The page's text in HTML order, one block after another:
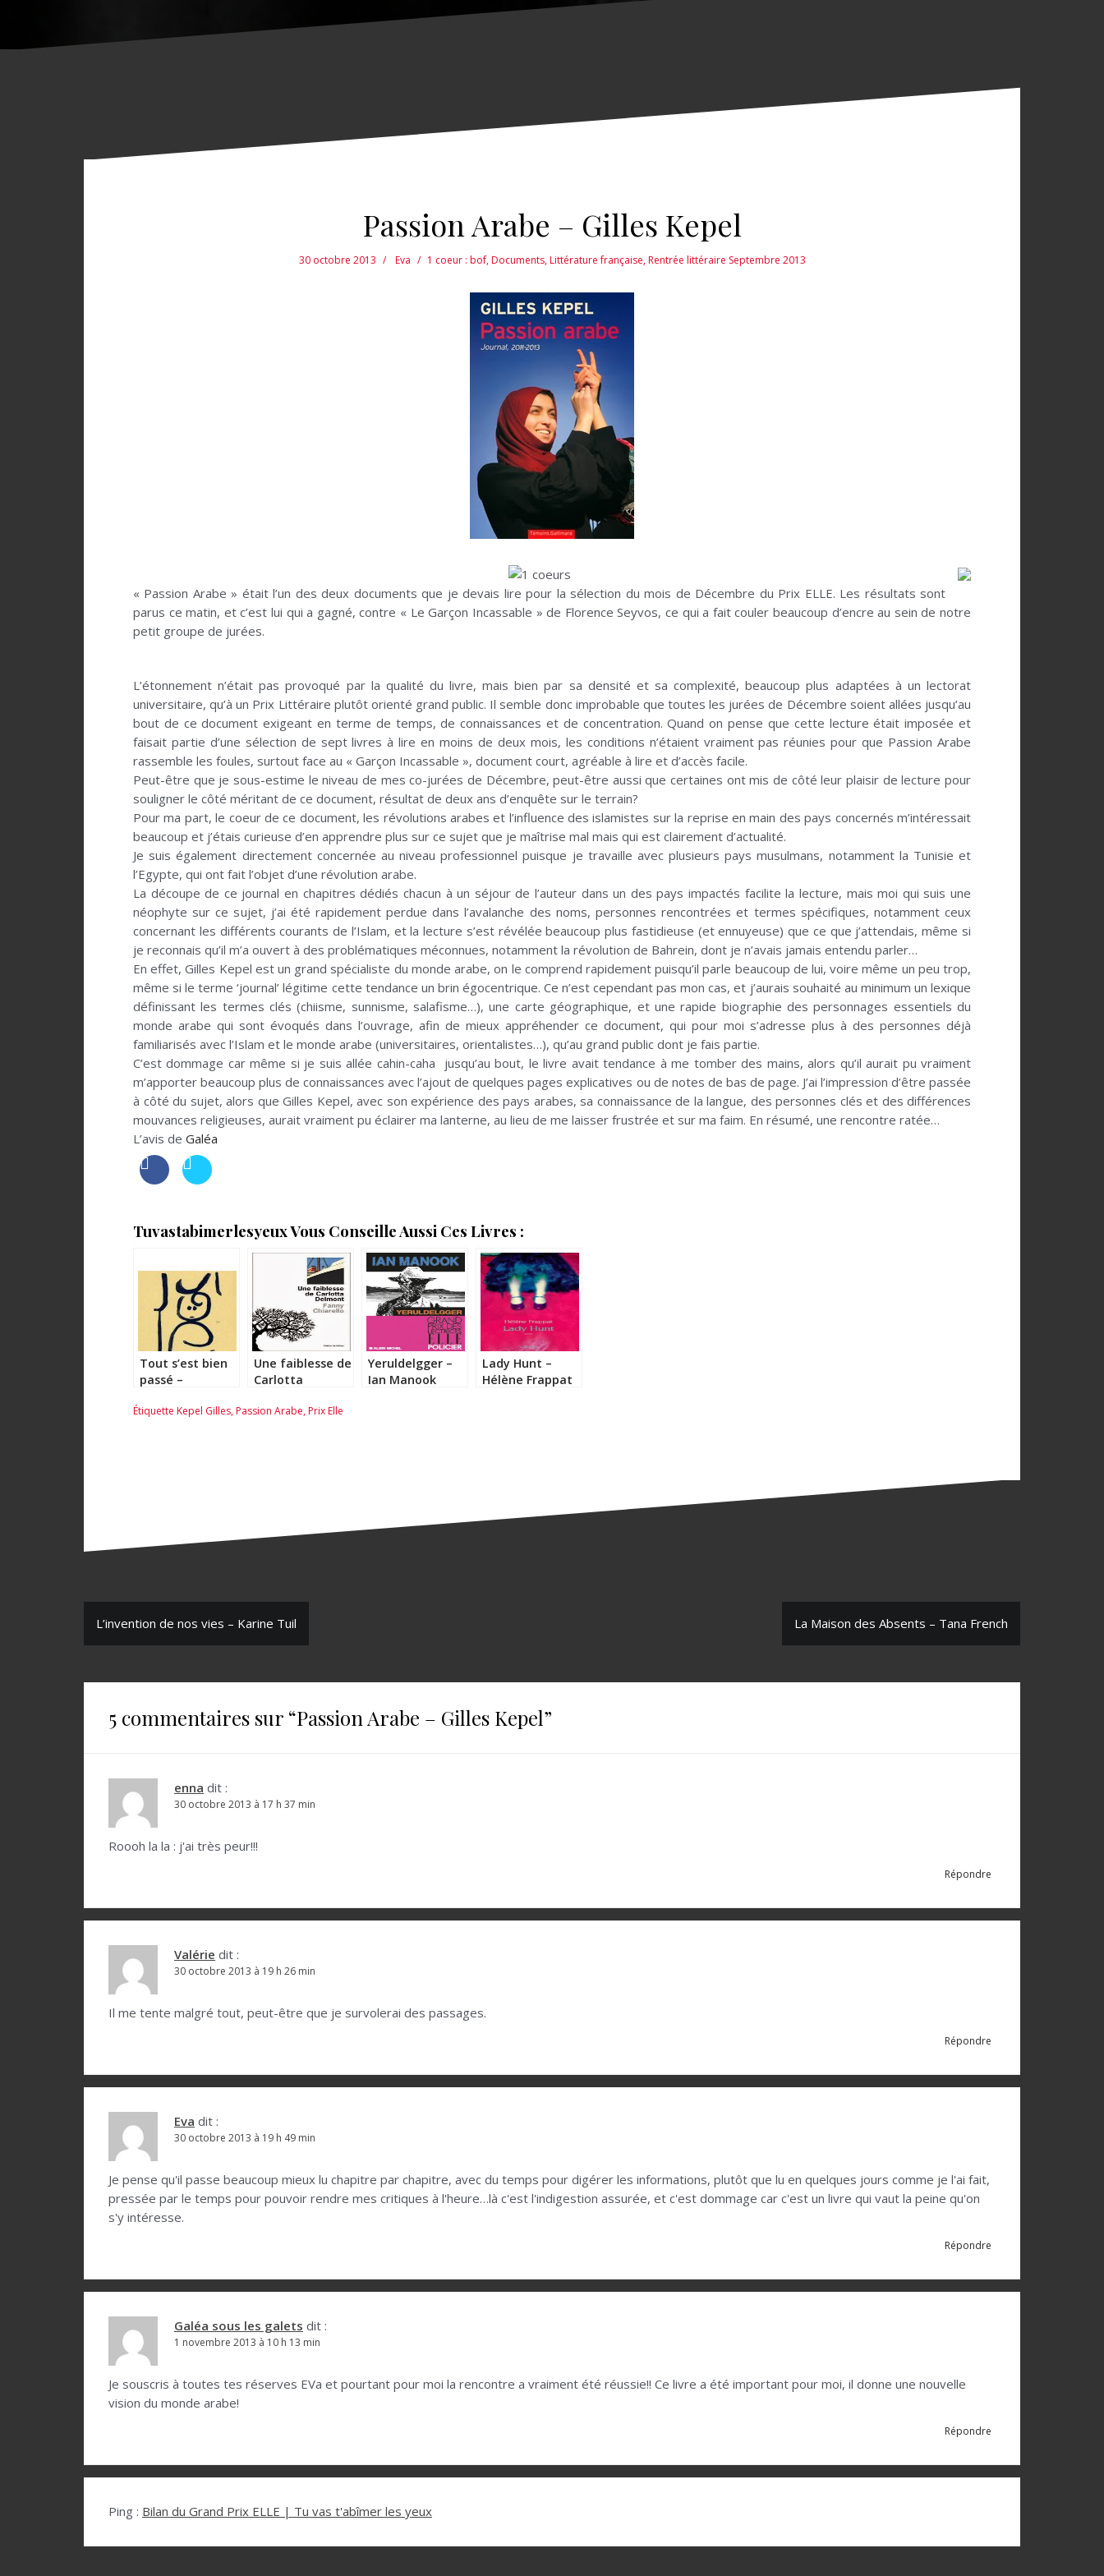
Passion Arabe – Gilles Kepel
30 octobre 2013 Eva 1 coeur : bof,Documents,Littérature française,Rentrée littéraire Septembre 2013
« Passion Arabe » était l’un des deux documents que je devais lire pour la sélection du mois de Décembre du Prix ELLE. Les résultats sont
parus ce matin, et c’est lui qui a gagné, contre « Le Garçon Incassable » de Florence Seyvos, ce qui a fait couler beaucoup d’encre au sein de notre
petit groupe de jurées.
L’étonnement n’était pas provoqué par la qualité du livre, mais bien par sa densité et sa complexité, beaucoup plus adaptées à un lectorat
universitaire, qu’à un Prix Littéraire plutôt orienté grand public. Il semble donc improbable que toutes les jurées de Décembre soient allées jusqu’au
bout de ce document exigeant en terme de temps, de connaissances et de concentration. Quand on pense que cette lecture était imposée et
faisait partie d’une sélection de sept livres à lire en moins de deux mois, les conditions n’étaient vraiment pas réunies pour que Passion Arabe
rassemble les foules, surtout face au « Garçon Incassable », document court, agréable à lire et d’accès facile.
Peut-être que je sous-estime le niveau de mes co-jurées de Décembre, peut-être aussi que certaines ont mis de côté leur plaisir de lecture pour
souligner le côté méritant de ce document, résultat de deux ans d’enquête sur le terrain?
Pour ma part, le coeur de ce document, les révolutions arabes et l’influence des islamistes sur la reprise en main des pays concernés m’intéressait
beaucoup et j’étais curieuse d’en apprendre plus sur ce sujet que je maîtrise mal mais qui est clairement d’actualité.
Je suis également directement concernée au niveau professionnel puisque je travaille avec plusieurs pays musulmans, notamment la Tunisie et
l’Egypte, qui ont fait l’objet d’une révolution arabe.
La découpe de ce journal en chapitres dédiés chacun à un séjour de l’auteur dans un des pays impactés facilite la lecture, mais moi qui suis une
néophyte sur ce sujet, j’ai été rapidement perdue dans l’avalanche des noms, personnes rencontrées et termes spécifiques, notamment ceux
concernant les différents courants de l’Islam, et la lecture s’est révélée beaucoup plus fastidieuse (et ennuyeuse) que ce que j’attendais, même si
je reconnais qu’il m’a ouvert à des problématiques méconnues, notamment la révolution de Bahrein, dont je n’avais jamais entendu parler…
En effet, Gilles Kepel est un grand spécialiste du monde arabe, on le comprend rapidement puisqu’il parle beaucoup de lui, voire même un peu trop,
même si le terme ‘journal’ légitime cette tendance un brin égocentrique. Ce n’est cependant pas mon cas, et j’aurais souhaité au minimum un lexique
définissant les termes clés (chiisme, sunnisme, salafisme…), une carte géographique, et une rapide biographie des personnages essentiels du
monde arabe qui sont évoqués dans l’ouvrage, afin de mieux appréhender ce document, qui pour moi s’adresse plus à des personnes déjà
familiarisés avec l’Islam et le monde arabe (universitaires, orientalistes…), qu’au grand public dont je fais partie.
C’est dommage car même si je suis allée cahin-caha jusqu’au bout, le livre avait tendance à me tomber des mains, alors qu’il aurait pu vraiment
m’apporter beaucoup plus de connaissances avec l’ajout de quelques pages explicatives ou de notes de bas de page. J’ai l’impression d’être passée
à côté du sujet, alors que Gilles Kepel, avec son expérience des pays arabes, sa connaissance de la langue, des personnes clés et des différences
mouvances religieuses, aurait vraiment pu éclairer ma lanterne, au lieu de me laisser frustrée et sur ma faim. En résumé, une rencontre ratée…
L’avis de Galéa
Tuvastabimerlesyeux Vous Conseille Aussi Ces Livres :
Tout s’est bien
passé –
Bernheim
Une faiblesse de
Carlotta
Chiarello
Yeruldelgger –
Ian Manook
Lady Hunt –
Hélène Frappat
Étiquette Kepel Gilles,Passion Arabe,Prix Elle
N
v
d
e
i
L’invention de nos vies – Karine Tuil La Maison des Absents – Tana French
5 commentaires sur “Passion Arabe – Gilles Kepel”
enna dit :
30 octobre 2013 à 17 h 37 min
Roooh la la : j'ai très peur!!!
Répondre
Valérie dit :
30 octobre 2013 à 19 h 26 min
Il me tente malgré tout, peut-être que je survolerai des passages.
Répondre
Eva dit :
30 octobre 2013 à 19 h 49 min
Je pense qu'il passe beaucoup mieux lu chapitre par chapitre, avec du temps pour digérer les informations, plutôt que lu en quelques jours comme je l'ai fait,
pressée par le temps pour pouvoir rendre mes critiques à l'heure…là c'est l'indigestion assurée, et c'est dommage car c'est un livre qui vaut la peine qu'on
s'y intéresse.
Répondre
Galéa sous les galets dit :
1 novembre 2013 à 10 h 13 min
Je souscris à toutes tes réserves EVa et pourtant pour moi la rencontre a vraiment été réussie!! Ce livre a été important pour moi, il donne une nouvelle
vision du monde arabe!
Répondre
Ping : Bilan du Grand Prix ELLE | Tu vas t'abîmer les yeux